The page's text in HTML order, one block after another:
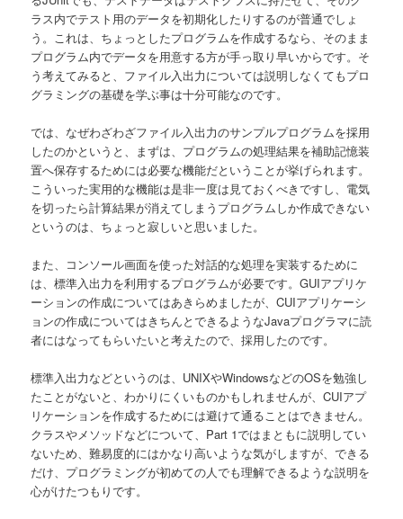
ラス内でテスト用のデータを初期化したりするのが普通でしょ
う。これは、ちょっとしたプログラムを作成するなら、そのまま
プログラム内でデータを用意する方が手っ取り早いからです。そ
う考えてみると、ファイル入出力については説明しなくてもプロ
グラミングの基礎を学ぶ事は十分可能なのです。
では、なぜわざわざファイル入出力のサンプルプログラムを採用
したのかというと、まずは、プログラムの処理結果を補助記憶装
置へ保存するためには必要な機能だということが挙げられます。
こういった実用的な機能は是非一度は見ておくべきですし、電気
を切ったら計算結果が消えてしまうプログラムしか作成できない
というのは、ちょっと寂しいと思いました。
また、コンソール画面を使った対話的な処理を実装するために
は、標準入出力を利用するプログラムが必要です。GUIアプリケ
ーションの作成についてはあきらめましたが、CUIアプリケーシ
ョンの作成についてはきちんとできるようなJavaプログラマに読
者にはなってもらいたいと考えたので、採用したのです。
標準入出力などというのは、UNIXやWindowsなどのOSを勉強し
たことがないと、わかりにくいものかもしれませんが、CUIアプ
リケーションを作成するためには避けて通ることはできません。
クラスやメソッドなどについて、Part 1ではまともに説明してい
ないため、難易度的にはかなり高いような気がしますが、できる
だけ、プログラミングが初めての人でも理解できるような説明を
心がけたつもりです。